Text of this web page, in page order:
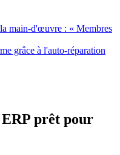
main-d'œuvre : « Membres
grâce à l'auto-réparation
prêt pour